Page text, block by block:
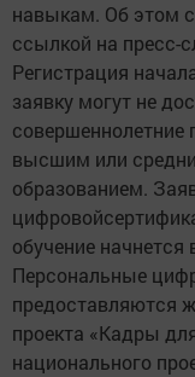
навыкам. Об этом
ссылкой на
Регистрация
заявку могут не
высшим или
образованием.
обучение начнется
Персональные
предоставляются
проекта «Кадры
национального